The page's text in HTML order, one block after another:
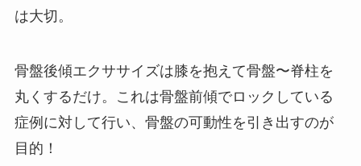
は大切。
骨盤後傾エクササイズは膝を抱えて骨盤〜脊柱を
丸くするだけ。これは骨盤前傾でロックしている
症例に対して行い、骨盤の可動性を引き出すのが
目的！